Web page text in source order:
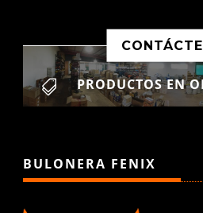
 PRODUCTOS EN
BULONERA FENIX